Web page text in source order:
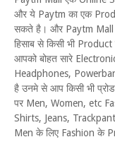
और ये Paytm का एक
सकते है। और Paytm Mall
हिसाब से किसी भी
आपको बोहत सारे
Headphones,
है उनमे से आप किसी भी
पर Men, Women, etc
Shirts, Jeans,
Men के लिए Fashion के